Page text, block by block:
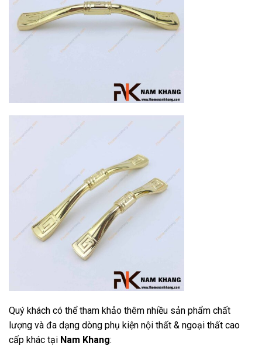
Quý khách có thể tham khảo thêm nhiều sản phẩm chất
lượng và đa dạng dòng phụ kiện nội thất & ngoại thất cao
cấp khác tại Nam Khang: